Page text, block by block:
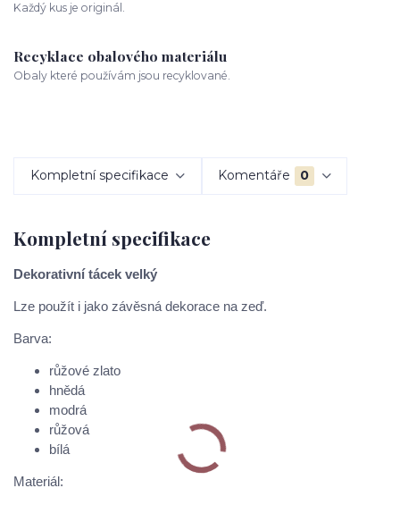
Každý kus je originál.
Recyklace obalového materiálu
Obaly které používám jsou recyklované.
Kompletní specifikace Komentáře 0
Kompletní specifikace
Dekorativní tácek velký
Lze použít i jako závěsná dekorace na zeď.
Barva:
růžové zlato
hnědá
modrá
růžová
bílá
Materiál: